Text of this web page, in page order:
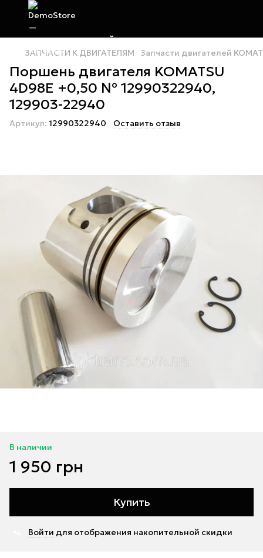
ЗАПЧАСТИ К ДВИГАТЕЛЯМ Запчасти двигателей
Поршень двигателя KOMATSU
4D98E +0,50 № 12990322940,
129903-22940
Артикул: 12990322940 Оставить отзыв
В наличии
1 950 грн
Купить
Войти для отображения накопительной скидки